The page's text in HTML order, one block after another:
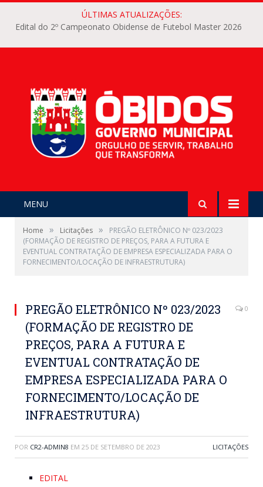
ÚLTIMAS ATUALIZAÇÕES:
Edital do 2º Campeonato Obidense de Futebol Master 2026
MENU
Home » Licitações »
PREGÃO ELETRÔNICO Nº 023/2023
(FORMAÇÃO DE REGISTRO DE PREÇOS, PARA A FUTURA E
EVENTUAL CONTRATAÇÃO DE EMPRESA ESPECIALIZADA PARA O
FORNECIMENTO/LOCAÇÃO DE INFRAESTRUTURA)
PREGÃO ELETRÔNICO Nº 023/2023
(FORMAÇÃO DE REGISTRO DE
PREÇOS, PARA A FUTURA E
EVENTUAL CONTRATAÇÃO DE
EMPRESA ESPECIALIZADA PARA O
FORNECIMENTO/LOCAÇÃO DE
INFRAESTRUTURA)
0
POR CR2-ADMIN8 EM 25 DE SETEMBRO DE 2023 LICITAÇÕES
EDITAL